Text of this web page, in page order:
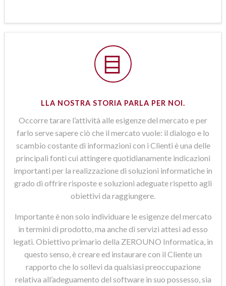
LLA NOSTRA STORIA PARLA PER NOI.
Occorre tarare l’attività alle esigenze del mercato e per
farlo serve sapere ciò che il mercato vuole: il dialogo e lo
scambio costante di informazioni con i Clienti è una delle
principali fonti cui attingere quotidianamente indicazioni
importanti per la realizzazione di soluzioni informatiche in
grado di offrire risposte e soluzioni adeguate rispetto agli
obiettivi da raggiungere.
Importante è non solo individuare le esigenze del mercato
in termini di prodotto, ma anche di servizi attesi ad esso
legati. Obiettivo primario della ZEROUNO Informatica, in
questo senso, è creare ed instaurare con il Cliente un
rapporto che lo sollevi da qualsiasi preoccupazione
relativa all’adeguamento del software in suo possesso, sia